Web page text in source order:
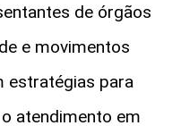
de órgãos
e movimentos
estratégias para
atendimento em